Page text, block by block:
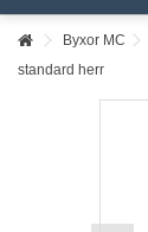
Byxor MC
standard herr